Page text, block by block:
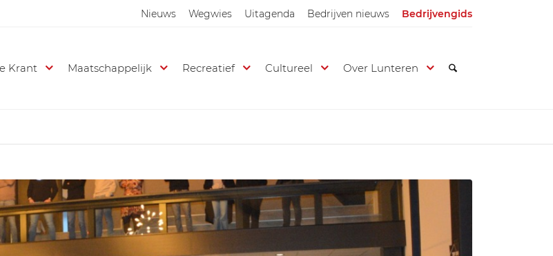
Nieuws Wegwies Uitagenda Bedrijven nieuws Bedrijvengids
Krant Maatschappelijk Recreatief Cultureel Over Lunteren